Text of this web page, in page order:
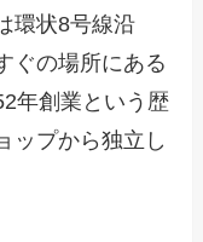
環状8号線沿
ぐの場所にある
年創業という歴
ップから独立し